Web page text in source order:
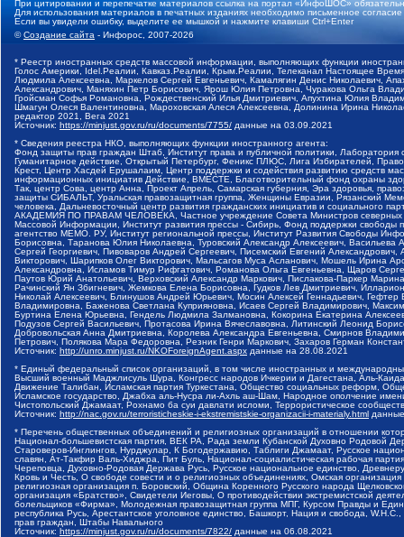
При цитировании и перепечатке материалов ссылка на портал «ИнфоШОС»
Для использования материалов в печатных изданиях необходимо письменное
Если вы увидели ошибку, выделите ее мышкой и нажмите клавиши Ctrl+Enter
©Создание сайта - Инфорос, 2007-2026
* Реестр иностранных средств массовой информации, выполняющих функции
Голос Америки, Idel.Реалии, Кавказ.Реалии, Крым.Реалии, Телеканал Настоящее
Людмила Алексеевна, Маркелов Сергей Евгеньевич, Камалягин Денис Николаевич,
Александрович, Маняхин Петр Борисович, Ярош Юлия Петровна, Чуракова Ольга
Гройсман Софья Романовна, Рождественский Илья Дмитриевич, Апухтина Юлия
Шмагун Олеся Валентиновна, Мароховская Алеся Алексеевна, Долинина Ирина
редактор 2021, Вега 2021
Источник: https://minjust.gov.ru/ru/documents/7755/ данные на 03.09.2021
* Сведения реестра НКО, выполняющих функции иностранного агента:
Фонд защиты прав граждан Штаб, Институт права и публичной политики,
Гуманитарное действие, Открытый Петербург, Феникс ПЛЮС, Лига Избирателей,
Крест, Центр Хасдей Ерушалаим, Центр поддержки и содействия развитию средств
информационных инициатив Действие, ВМЕСТЕ, Благотворительный фонд охраны
Так, центр Сова, центр Анна, Проект Апрель, Самарская губерния, Эра здоровья,
защиты СИБАЛЬТ, Уральская правозащитная группа, Женщины Евразии, Рязанский
человека, Дальневосточный центр развития гражданских инициатив и социального
АКАДЕМИЯ ПО ПРАВАМ ЧЕЛОВЕКА, Частное учреждение Совета Министров северных
Массовой Информации, Институт развития прессы - Сибирь, Фонд поддержки
агентство МЕМО. РУ, Институт региональной прессы, Институт Развития Свободы
Борисовна, Таранова Юлия Николаевна, Туровский Александр Алексеевич,
Сергей Георгиевич, Пивоваров Андрей Сергеевич, Писемский Евгений
Викторович, Шарипков Олег Викторович, Мальсагов Муса Асланович, Мошель Ирина
Александровна, Исламов Тимур Рифгатович, Романова Ольга Евгеньевна, Щаров
Паутов Юрий Анатольевич, Верховский Александр Маркович, Пислакова-Паркер
Рачинский Ян Збигневич, Жемкова Елена Борисовна, Гудков Лев Дмитриевич,
Николай Алексеевич, Блинушов Андрей Юрьевич, Мосин Алексей Геннадьевич,
Владимировна, Баженова Светлана Куприяновна, Исаев Сергей Владимирович,
Буртина Елена Юрьевна, Гендель Людмила Залмановна, Кокорина Екатерина
Подузов Сергей Васильевич, Протасова Ирина Вячеславовна, Литинский Леонид
Добровольская Анна Дмитриевна, Королева Александра Евгеньевна, Смирнов
Петрович, Полякова Мара Федоровна, Резник Генри Маркович, Захаров Герман
Источник: http://unro.minjust.ru/NKOForeignAgent.aspx данные на 28.08.2021
* Единый федеральный список организаций, в том числе иностранных и
Высший военный Маджлисуль Шура, Конгресс народов Ичкерии и Дагестана, Аль-
Движение Талибан, Исламская партия Туркестана, Общество социальных реформ,
Исламское государство, Джабха аль-Нусра ли-Ахль аш-Шам, Народное ополчение
Чистопольский Джамаат, Рохнамо ба суи давлати исломи, Террористическое
Источник: http://nac.gov.ru/terroristicheskie-i-ekstremistskie-organizacii-i-materialy.html
* Перечень общественных объединений и религиозных организаций в отношении
Национал-большевистская партия, ВЕК РА, Рада земли Кубанской Духовно Родовой
Староверов-Инглингов, Нурджулар, К Богодержавию, Таблиги Джамаат, Русское
славян, Ат-Такфир Валь-Хиджра, Пит Буль, Национал-социалистическая рабочая
Череповца, Духовно-Родовая Держава Русь, Русское национальное единство,
Кровь и Честь, О свободе совести и о религиозных объединениях, Омская
религиозная организация п. Боровский, Община Коренного Русского народа
организация «Братство», Свидетели Иеговы, О противодействии экстремистской
болельщиков «Фирма», Молодежная правозащитная группа МПГ, Курсом Правды и
республика Русь, Арестантское уголовное единство, Башкорт, Нация и свобода,
прав граждан, Штабы Навального
Источник: https://minjust.gov.ru/ru/documents/7822/ данные на 06.08.2021